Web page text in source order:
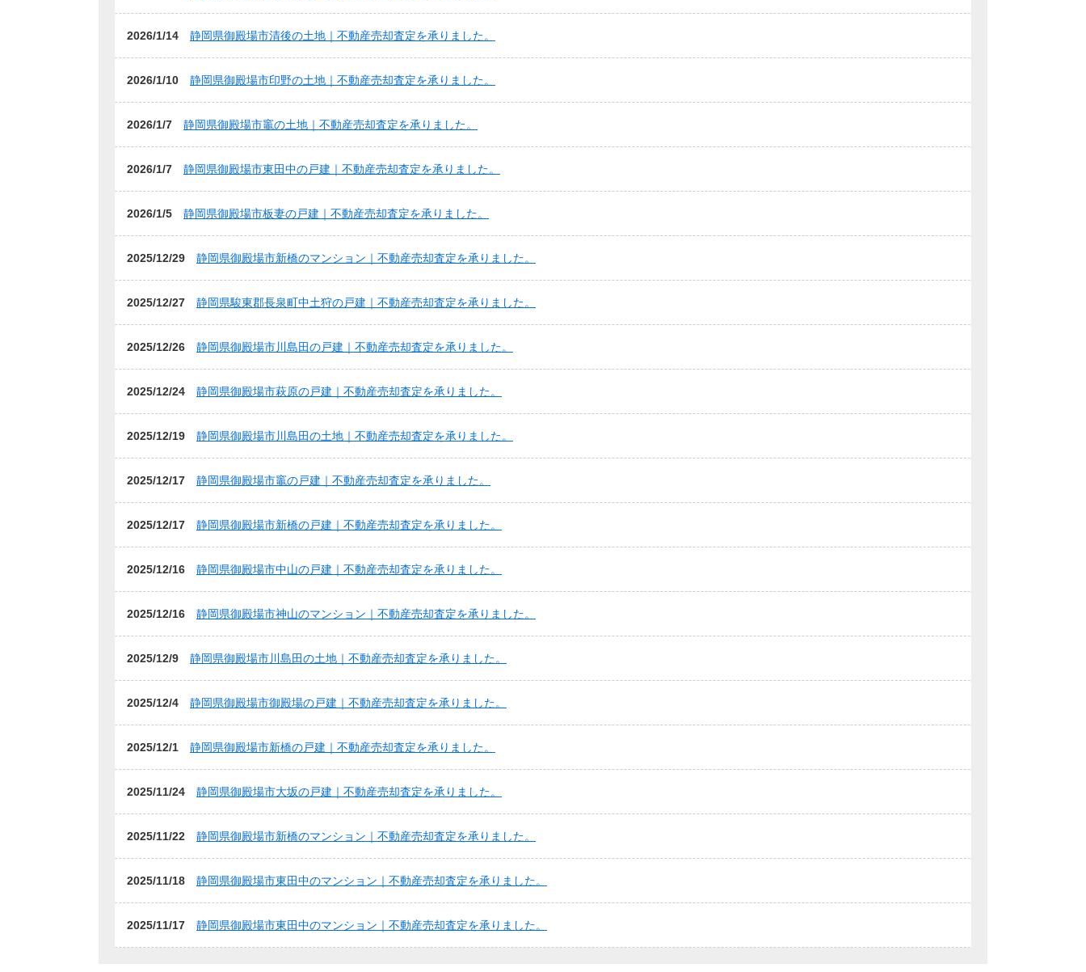
2026/1/14 静岡県御殿場市清後の土地｜不動産売却査定を承りました。
2026/1/10 静岡県御殿場市印野の土地｜不動産売却査定を承りました。
2026/1/7 静岡県御殿場市竈の土地｜不動産売却査定を承りました。
2026/1/7 静岡県御殿場市東田中の戸建｜不動産売却査定を承りました。
2026/1/5 静岡県御殿場市板妻の戸建｜不動産売却査定を承りました。
2025/12/29 静岡県御殿場市新橋のマンション｜不動産売却査定を承りました。
2025/12/27 静岡県駿東郡長泉町中土狩の戸建｜不動産売却査定を承りました。
2025/12/26 静岡県御殿場市川島田の戸建｜不動産売却査定を承りました。
2025/12/24 静岡県御殿場市萩原の戸建｜不動産売却査定を承りました。
2025/12/19 静岡県御殿場市川島田の土地｜不動産売却査定を承りました。
2025/12/17 静岡県御殿場市竈の戸建｜不動産売却査定を承りました。
2025/12/17 静岡県御殿場市新橋の戸建｜不動産売却査定を承りました。
2025/12/16 静岡県御殿場市中山の戸建｜不動産売却査定を承りました。
2025/12/16 静岡県御殿場市神山のマンション｜不動産売却査定を承りました。
2025/12/9 静岡県御殿場市川島田の土地｜不動産売却査定を承りました。
2025/12/4 静岡県御殿場市御殿場の戸建｜不動産売却査定を承りました。
2025/12/1 静岡県御殿場市新橋の戸建｜不動産売却査定を承りました。
2025/11/24 静岡県御殿場市大坂の戸建｜不動産売却査定を承りました。
2025/11/22 静岡県御殿場市新橋のマンション｜不動産売却査定を承りました。
2025/11/18 静岡県御殿場市東田中のマンション｜不動産売却査定を承りました。
2025/11/17 静岡県御殿場市東田中のマンション｜不動産売却査定を承りました。